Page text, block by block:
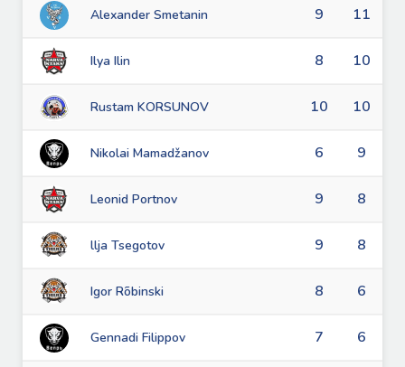
Alexander Smetanin 9 11
Ilya Ilin 8 10
Rustam KORSUNOV 10 10
Nikolai Mamadžanov 6 9
Leonid Portnov 9 8
llja Tsegotov 9 8
Igor Rõbinski 8 6
Gennadi Filippov 7 6